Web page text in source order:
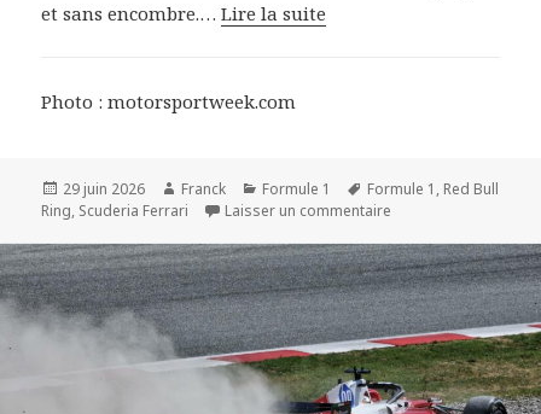
et sans encombre.…Lire la suite
Photo : motorsportweek.com
Publié
le
29 juin 2026 Auteur
Franck Catégories
Formule 1
Mots-
clés
Formule 1 , Red Bull
Ring, Scuderia Ferrari Laisser un commentaire